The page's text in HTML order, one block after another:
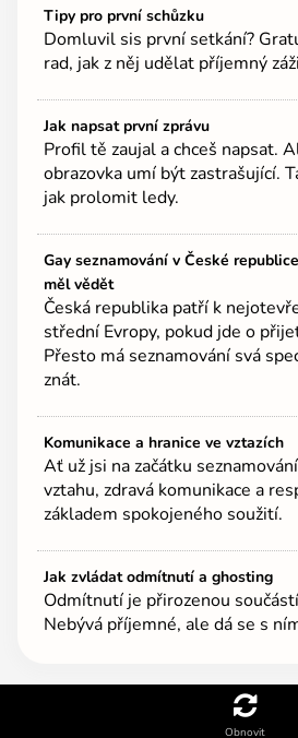
Obnovit
Tipy pro první schůzku
Domluvil sis první setkání?
rad, jak z něj udělat příjemný
Jak napsat první zprávu
Profil tě zaujal a chceš napsat.
obrazovka umí být zastrašující.
jak prolomit ledy.
Gay seznamování v České
měl vědět
Česká republika patří k
střední Evropy, pokud jde o
Přesto má seznamování svá
znát.
Komunikace a hranice ve vztazích
Ať už jsi na začátku
vztahu, zdravá komunikace a
základem spokojeného soužití.
Jak zvládat odmítnutí a ghosting
Odmítnutí je přirozenou
Nebývá příjemné, ale dá se s